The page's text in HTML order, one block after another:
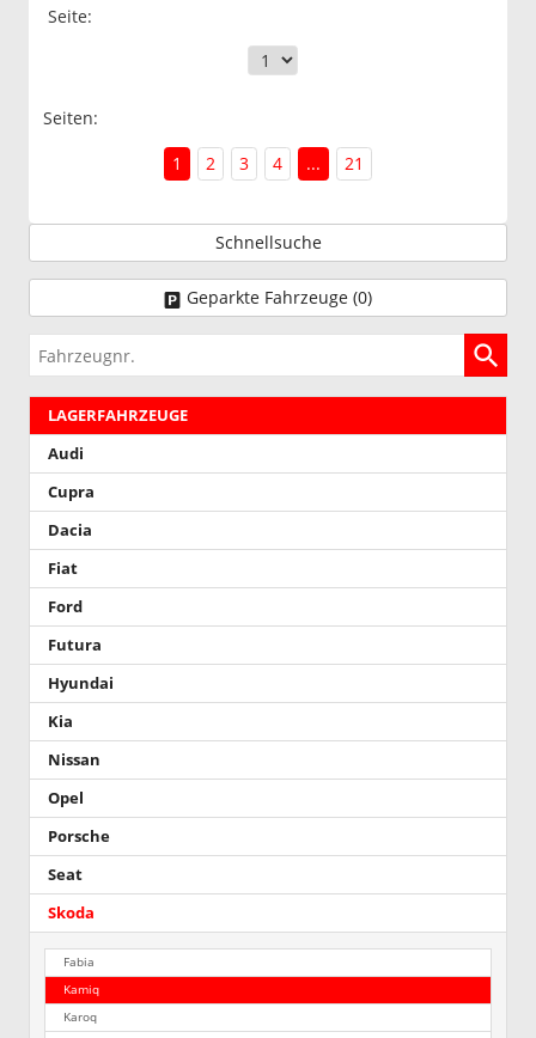
Seite:
Seiten:
1
2 3 4 ... 21
Schnellsuche
Geparkte Fahrzeuge (0)
Fahrzeugnr.
LAGERFAHRZEUGE
Audi
Cupra
Dacia
Fiat
Ford
Futura
Hyundai
Kia
Nissan
Opel
Porsche
Seat
Skoda
Fabia
Kamiq
Karoq